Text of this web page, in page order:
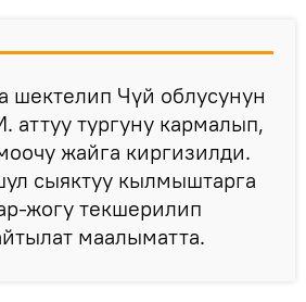
шектелип Чүй облусунун
аттуу тургуну кармалып,
жайга киргизилди.
сыяктуу кылмыштарга
жогу текшерилип
маалыматта.